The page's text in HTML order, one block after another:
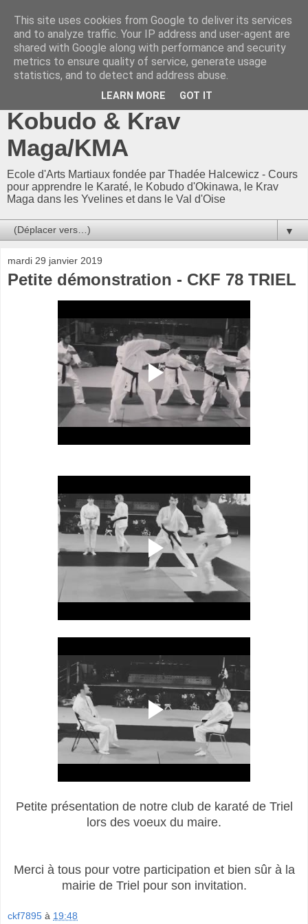
CKF 78-95 / CKF78-95 -
Ecole Arts Martiaux
d'Adam Neuman : Karaté,
Kobudo & Krav
Maga/KMA
Ecole d'Arts Martiaux fondée par Thadée Halcewicz - Cours
pour apprendre le Karaté, le Kobudo d'Okinawa, le Krav
Maga dans les Yvelines et dans le Val d'Oise
▼
mardi 29 janvier 2019
Petite démonstration - CKF 78 TRIEL
Petite présentation de notre club de karaté de Triel
lors des voeux du maire.
Merci à tous pour votre participation et bien sûr à la
mairie de Triel pour son invitation.
ckf7895 à 19:48
This site uses cookies from Google to deliver its services
and to analyze traffic. Your IP address and user-agent are
shared with Google along with performance and security
metrics to ensure quality of service, generate usage
statistics, and to detect and address abuse.
LEARN MORE GOT IT